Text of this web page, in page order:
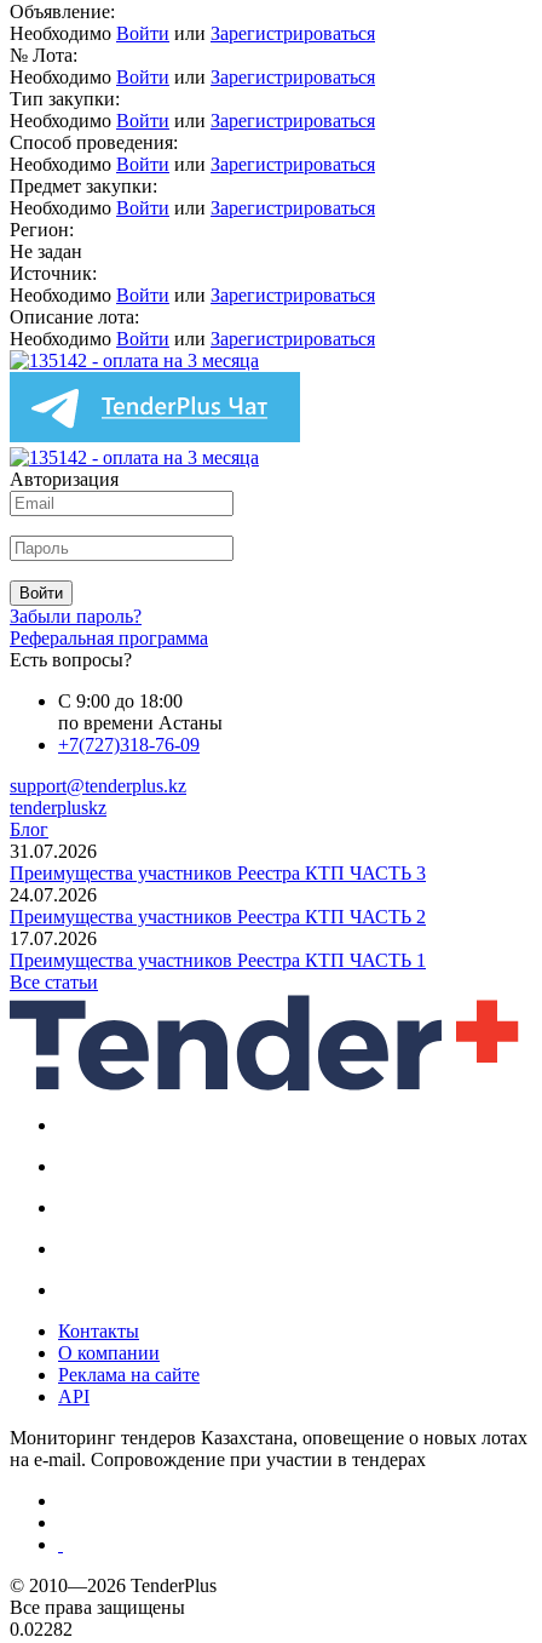
Объявление:
Необходимо Войти или Зарегистрироваться
№ Лота:
Необходимо Войти или Зарегистрироваться
Тип закупки:
Необходимо Войти или Зарегистрироваться
Способ проведения:
Необходимо Войти или Зарегистрироваться
Предмет закупки:
Необходимо Войти или Зарегистрироваться
Регион:
Не задан
Источник:
Необходимо Войти или Зарегистрироваться
Описание лота:
Необходимо Войти или Зарегистрироваться
Авторизация
Войти
Забыли пароль?
Реферальная программа
Есть вопросы?
С 9:00 до 18:00
по времени Астаны
+7(727)318-76-09
support@tenderplus.kz
tenderpluskz
Блог
31.07.2026
Преимущества участников Реестра КТП ЧАСТЬ 3
24.07.2026
Преимущества участников Реестра КТП ЧАСТЬ 2
17.07.2026
Преимущества участников Реестра КТП ЧАСТЬ 1
Все статьи
Контакты
О компании
Реклама на сайте
API
Мониторинг тендеров Казахстана, оповещение о новых лотах
на e-mail. Сопровождение при участии в тендерах
© 2010—2026 TenderPlus
Все права защищены
0.02282